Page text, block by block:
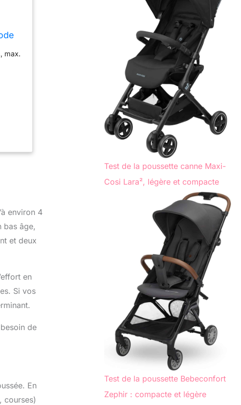
max.
environ 4
bas âge,
et deux
en
Si vos
de
En
courses)
Test de la poussette canne Maxi-
Cosi Lara², légère et compacte
Test de la poussette Bebeconfort
Zephir : compacte et légère